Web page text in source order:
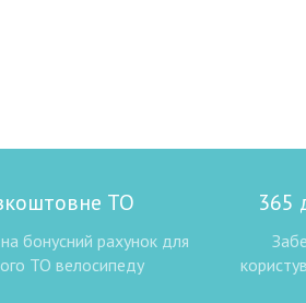
ТО
бонусний рахунок для
ТО велосипеду
365